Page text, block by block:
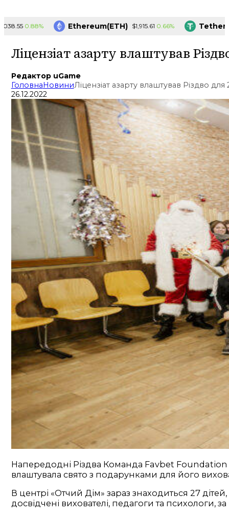
0.88% Ethereum(ETH) $1,915.61 0.66%
Ліцензіат азарту влаштував
Редактор uGame
ГоловнаНовиниЛіцензіат азарту влаштував Різдво
26.12.2022
Напередодні Різдва Команда Favbet Foundation
влаштувала свято з подарунками для його
В центрі «Отчий Дім» зараз знаходиться 27
досвідчені вихователі, педагоги та психологи,